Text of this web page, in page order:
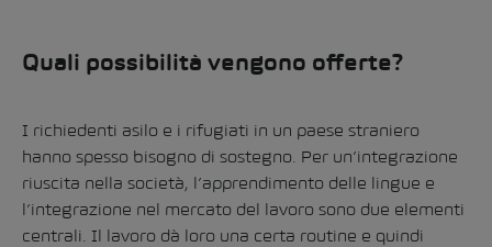
Quali possibilità vengono offerte?
I richiedenti asilo e i rifugiati in un paese straniero
hanno spesso bisogno di sostegno. Per un’integrazione
riuscita nella società, l’apprendimento delle lingue e
l’integrazione nel mercato del lavoro sono due elementi
centrali. Il lavoro dà loro una certa routine e quindi